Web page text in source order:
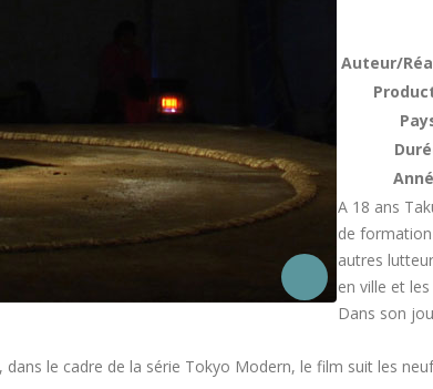
Auteur/
A 18 ans
de
autres
en ville et
Dans son
le cadre de la série Tokyo Modern, le film suit les